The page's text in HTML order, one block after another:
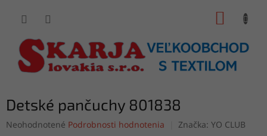
Detské pančuchy 801838
Priemerné
Neohodnotené Podrobnosti hodnotenia Značka: YO CLUB